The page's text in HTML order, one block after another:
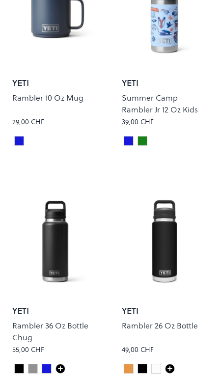
YETI
Rambler 10 Oz Mug
29,00 CHF
Colour
Navy
YETI
Summer Camp
Rambler Jr 12 Oz Kids
Bottle
39,00 CHF
Colour
BIG SKY SUMMER CAMP
CAPE SUMMER
YETI
Rambler 36 Oz Bottle
Chug
55,00 CHF
Colour
BlackCharcoal
Navy
YETI
Rambler 26 Oz Bottle
49,00 CHF
Colour
PeachBlackWhite